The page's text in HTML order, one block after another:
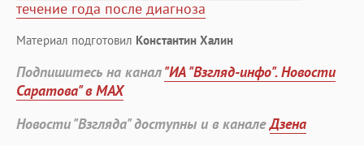
течение года после диагноза
Материал подготовил Константин Халин
Подпишитесь на канал"ИА "Взгляд-инфо". Новости
Саратова" в MAX
Новости "Взгляда" доступны и в каналеДзена